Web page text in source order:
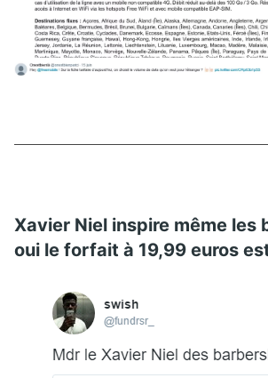
Xavier Niel inspire même les
oui le forfait à 19,99 euros